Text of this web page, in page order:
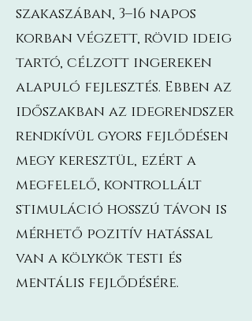
szakaszában, 3–16 napos
korban végzett, rövid ideig
tartó, célzott ingereken
alapuló fejlesztés. Ebben az
időszakban az idegrendszer
rendkívül gyors fejlődésen
megy keresztül, ezért a
megfelelő, kontrollált
stimuláció hosszú távon is
mérhető pozitív hatással
van a kölykök testi és
mentális fejlődésére.